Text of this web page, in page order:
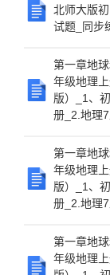
北师大版
试题_同步
第一章地
年级地理
版）_1、
册_2.地理7
第一章地
年级地理
版）_1、
册_2.地理7
第一章地
年级地理